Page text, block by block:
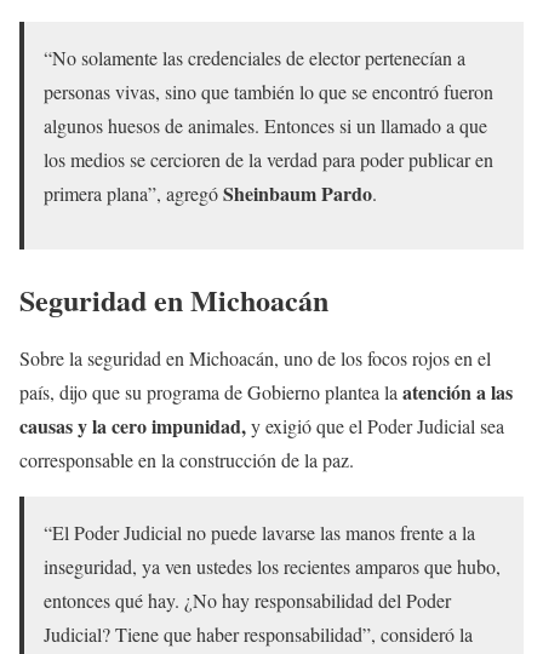
“No solamente las credenciales de elector pertenecían a
personas vivas, sino que también lo que se encontró fueron
algunos huesos de animales. Entonces si un llamado a que
los medios se cercioren de la verdad para poder publicar en
primera plana”, agregóSheinbaum Pardo.
Seguridad en Michoacán
Sobre la seguridad en Michoacán, uno de los focos rojos en el
país, dijo que su programa de Gobierno plantea laatención a las
causas y la cero impunidad,y exigió que el Poder Judicial sea
corresponsable en la construcción de la paz.
“El Poder Judicial no puede lavarse las manos frente a la
inseguridad, ya ven ustedes los recientes amparos que hubo,
entonces qué hay. ¿No hay responsabilidad del Poder
Judicial? Tiene que haber responsabilidad”, consideró la